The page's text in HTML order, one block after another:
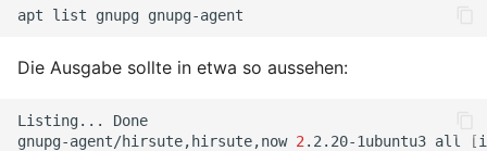
apt list gnupg
Die Ausgabe sollte in etwa so aussehen:
Listing...
Done
gnupg-agent/hirsute,hirsute,now 2 .2.20-1ubuntu3 all [